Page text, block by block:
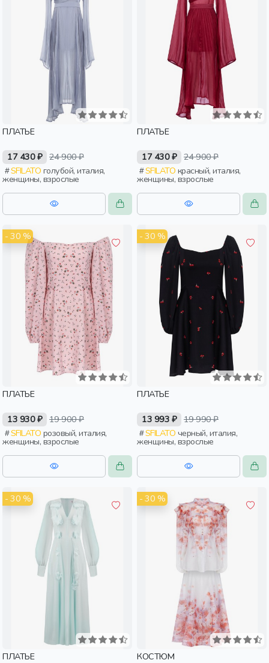
ПЛАТЬЕ
17 430 ₽ 24 900 ₽
SFILATO
женщины, взрослые
ПЛАТЬЕ
17 430 ₽ 24 900 ₽
SFILATO
женщины, взрослые
- 30 %
ПЛАТЬЕ
13 930 ₽ 19 900 ₽
SFILATO
женщины, взрослые
- 30 %
ПЛАТЬЕ
13 993 ₽ 19 990 ₽
SFILATO
женщины, взрослые
- 30 %
ПЛАТЬЕ
- 30 %
КОСТЮМ